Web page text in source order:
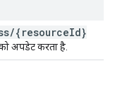
/{resourceId}
अपडेट करता है.